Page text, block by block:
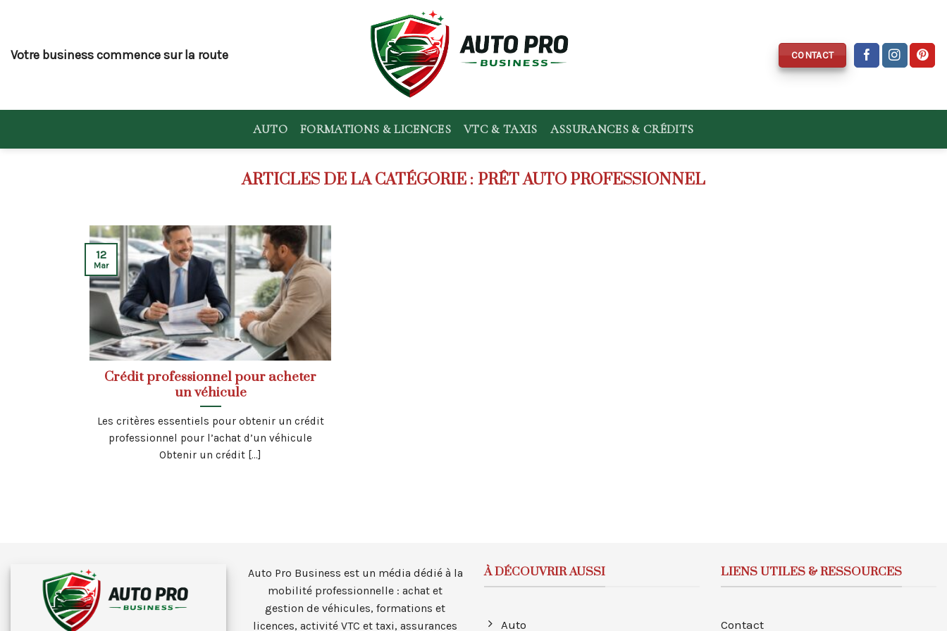
content
Votre business commence sur la route CONTACT
AUTO FORMATIONS & LICENCES VTC & TAXIS ASSURANCES & CRÉDITS
PRÊT AUTO PROFESSIONNEL
Crédit professionnel pour acheter
un véhicule
Les critères essentiels pour obtenir un crédit
professionnel pour l’achat d’un véhicule
Obtenir un crédit [...]
12
Mar
Auto Pro Business est un média dédié à la
mobilité professionnelle : achat et
gestion de véhicules, formations et
licences, activité VTC et taxi, assurances
À DÉCOUVRIR AUSSI
Auto
LIENS UTILES & RESSOURCES
Contact